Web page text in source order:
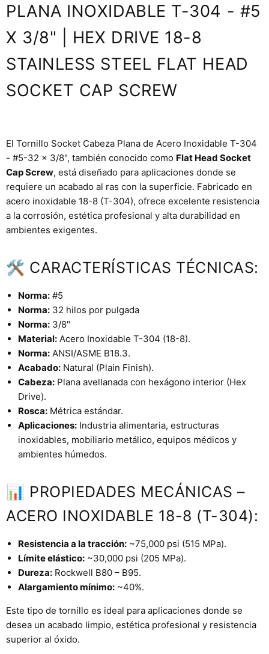
PLANA INOXIDABLE T-304 - #5
X 3/8" | HEX DRIVE 18-8
STAINLESS STEEL FLAT HEAD
SOCKET CAP SCREW
El Tornillo Socket Cabeza Plana de Acero Inoxidable T-304
- #5-32 x 3/8", también conocido como Flat Head Socket
Cap Screw, está diseñado para aplicaciones donde se
requiere un acabado al ras con la superficie. Fabricado en
acero inoxidable 18-8 (T-304), ofrece excelente resistencia
a la corrosión, estética profesional y alta durabilidad en
ambientes exigentes.
🛠 CARACTERÍSTICAS TÉCNICAS:
Norma: #5
Norma: 32 hilos por pulgada
Norma: 3/8"
Material: Acero Inoxidable T-304 (18-8).
Norma: ANSI/ASME B18.3.
Acabado: Natural (Plain Finish).
Cabeza: Plana avellanada con hexágono interior (Hex
Drive).
Rosca: Métrica estándar.
Aplicaciones: Industria alimentaria, estructuras
inoxidables, mobiliario metálico, equipos médicos y
ambientes húmedos.
📊 PROPIEDADES MECÁNICAS –
ACERO INOXIDABLE 18-8 (T-304):
Resistencia a la tracción: ~75,000 psi (515 MPa).
Límite elástico: ~30,000 psi (205 MPa).
Dureza: Rockwell B80 – B95.
Alargamiento mínimo: ~40%.
Este tipo de tornillo es ideal para aplicaciones donde se
desea un acabado limpio, estética profesional y resistencia
superior al óxido.